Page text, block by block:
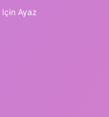
için Ayaz